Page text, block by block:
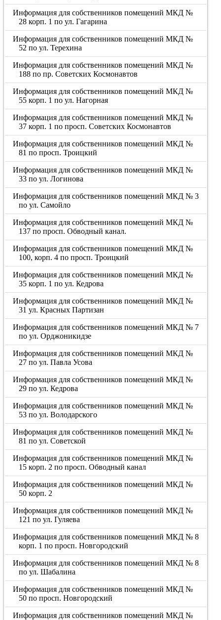
Информация для собственников помещений МКД №
28 корп. 1 по ул. Гагарина
Информация для собственников помещений МКД №
52 по ул. Терехина
Информация для собственников помещений МКД №
188 по пр. Советских Космонавтов
Информация для собственников помещений МКД №
55 корп. 1 по ул. Нагорная
Информация для собственников помещений МКД №
37 корп. 1 по просп. Советских Космонавтов
Информация для собственников помещений МКД №
81 по просп. Троицкий
Информация для собственников помещений МКД №
33 по ул. Логинова
Информация для собственников помещений МКД № 3
по ул. Самойло
Информация для собственников помещений МКД №
137 по просп. Обводный канал.
Информация для собственников помещений МКД №
100, корп. 4 по просп. Троицкий
Информация для собственников помещений МКД №
35 корп. 1 по ул. Кедрова
Информация для собственников помещений МКД №
31 ул. Красных Партизан
Информация для собственников помещений МКД № 7
по ул. Орджоникидзе
Информация для собственников помещений МКД №
27 по ул. Павла Усова
Информация для собственников помещений МКД №
29 по ул. Кедрова
Информация для собственников помещений МКД №
53 по ул. Володарского
Информация для собственников помещений МКД №
81 по ул. Советской
Информация для собственников помещений МКД №
15 корп. 2 по просп. Обводный канал
Информация для собственников помещений МКД №
50 корп. 2
Информация для собственников помещений МКД №
121 по ул. Гуляева
Информация для собственников помещений МКД № 8
корп. 1 по просп. Новгородский
Информация для собственников помещений МКД № 8
по ул. Шабалина
Информация для собственников помещений МКД №
50 по просп. Новгородский
Информация для собственников помещений МКД №